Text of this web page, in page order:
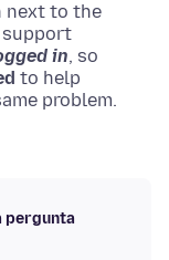
next to the
support
in, so
to help
pergunta